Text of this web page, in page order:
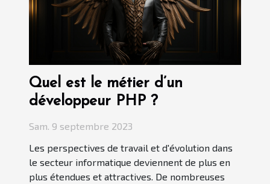
Quel est le métier d’un
développeur PHP ?
Sam. 9 septembre 2023
Les perspectives de travail et d'évolution dans
le secteur informatique deviennent de plus en
plus étendues et attractives. De nombreuses